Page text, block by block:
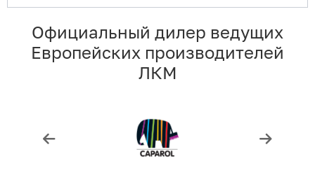
Официальный дилер ведущих
Европейских производителей
ЛКМ